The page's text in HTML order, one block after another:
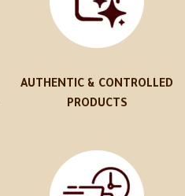
AUTHENTIC & CONTROLLED
PRODUCTS